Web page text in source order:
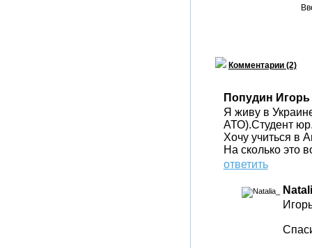
Комментарии (2)
Попудин Игорь
Я живу в
АТО).Студент
Хочу учиться в
На сколько это
ответить